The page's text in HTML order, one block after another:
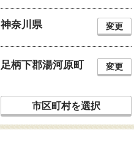
神奈川県 変更
足柄下郡湯河原町 変更
市区町村を選択